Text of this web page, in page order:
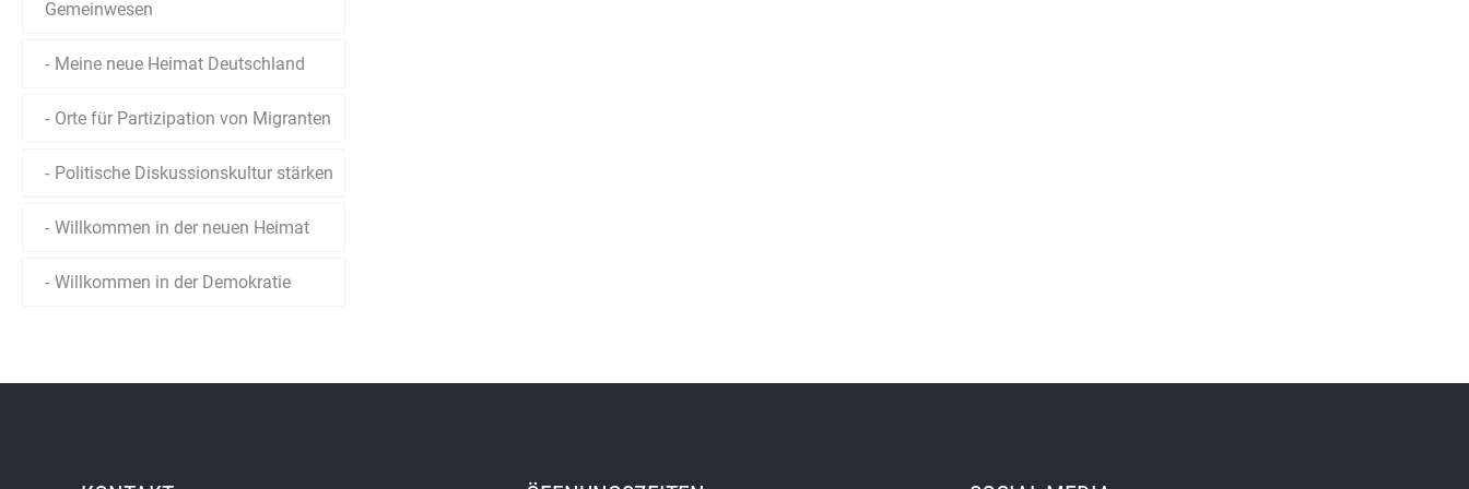
Gemeinwesen
Meine neue Heimat Deutschland
Orte für Partizipation von Migranten
Politische Diskussionskultur stärken
Willkommen in der neuen Heimat
Willkommen in der Demokratie